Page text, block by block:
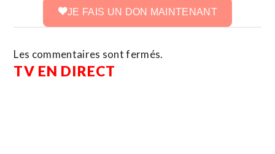
JE FAIS UN DON MAINTENANT
Les commentaires sont fermés.
TV EN DIRECT